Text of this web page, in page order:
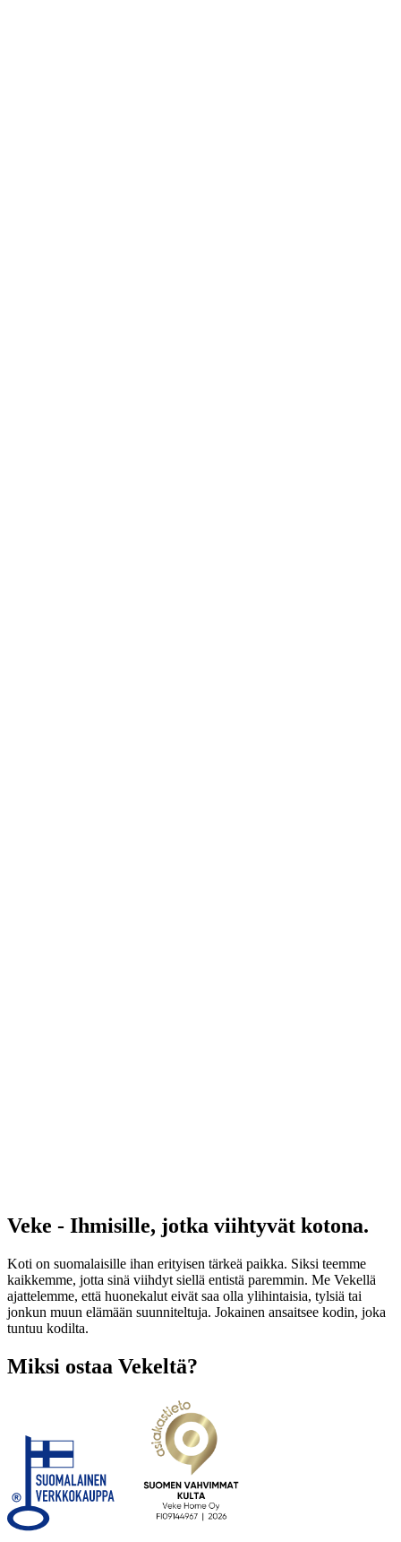
Veke - Ihmisille, jotka viihtyvät kotona.
Koti on suomalaisille ihan erityisen tärkeä paikka. Siksi teemme
kaikkemme, jotta sinä viihdyt siellä entistä paremmin. Me Vekellä
ajattelemme, että huonekalut eivät saa olla ylihintaisia, tylsiä tai
jonkun muun elämään suunniteltuja. Jokainen ansaitsee kodin, joka
tuntuu kodilta.
Miksi ostaa Vekeltä?